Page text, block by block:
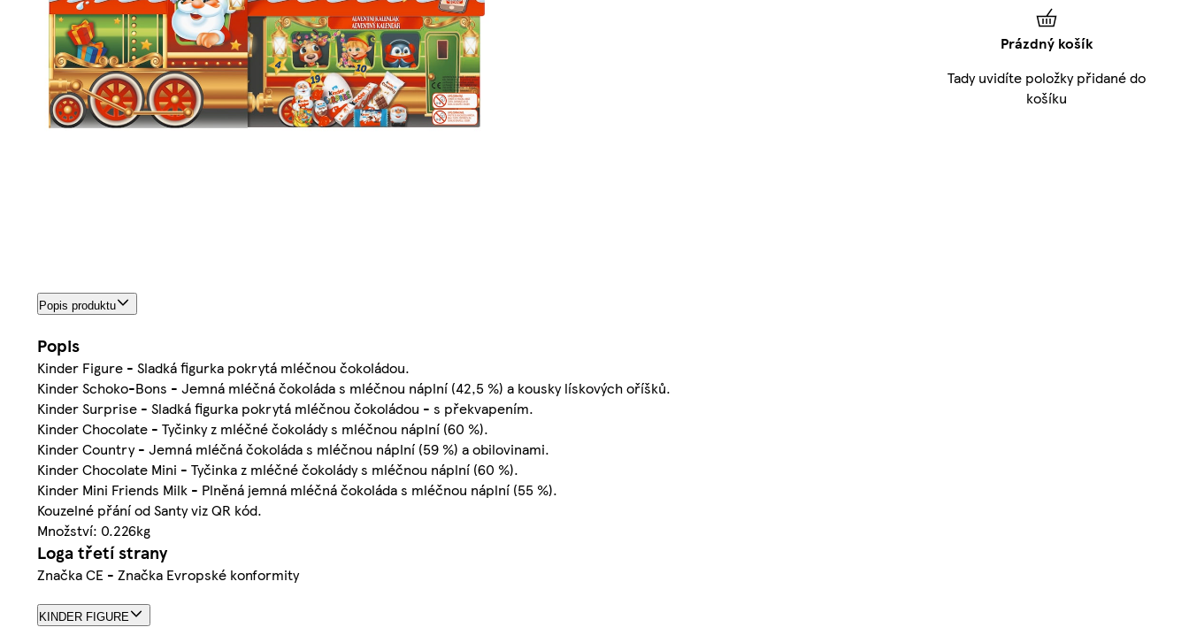
Popis produktu
Popis
Kinder Figure - Sladká figurka pokrytá mléčnou čokoládou.
Kinder Schoko-Bons - Jemná mléčná čokoláda s mléčnou náplní (42,5 %) a kousky lískových oříšků.
Kinder Surprise - Sladká figurka pokrytá mléčnou čokoládou - s překvapením.
Kinder Chocolate - Tyčinky z mléčné čokolády s mléčnou náplní (60 %).
Kinder Country - Jemná mléčná čokoláda s mléčnou náplní (59 %) a obilovinami.
Kinder Chocolate Mini - Tyčinka z mléčné čokolády s mléčnou náplní (60 %).
Kinder Mini Friends Milk - Plněná jemná mléčná čokoláda s mléčnou náplní (55 %).
Kouzelné přání od Santy viz QR kód.
Množství: 0.226kg
Loga třetí strany
Značka CE - Značka Evropské konformity
KINDER FIGURE
Prázdný košík
Tady uvidíte položky přidané do
košíku